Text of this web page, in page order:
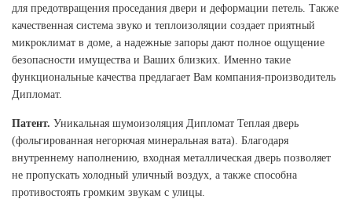
для предотвращения проседания двери и деформации петель. Также
качественная система звуко и теплоизоляции создает приятный
микроклимат в доме, а надежные запоры дают полное ощущение
безопасности имущества и Ваших близких. Именно такие
функциональные качества предлагает Вам компания-производитель
Дипломат.
Патент. Уникальная шумоизоляция Дипломат Теплая дверь
(фольгированная негорючая минеральная вата). Благодаря
внутреннему наполнению, входная металлическая дверь позволяет
не пропускать холодный уличный воздух, а также способна
противостоять громким звукам с улицы.